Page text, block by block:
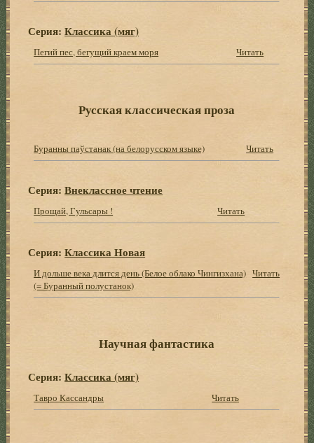
Серия:Классика (мяг)
Пегий пес, бегущий краем моря Читать
Русская классическая проза
Буранны паўстанак (на белорусском языке) Читать
Серия:Внеклассное чтение
Прощай, Гульсары ! Читать
Серия:Классика Новая
И дольше века длится день (Белое облако Чингизхана)
(= Буранный полустанок)
Читать
Научная фантастика
Серия:Классика (мяг)
Тавро Кассандры Читать